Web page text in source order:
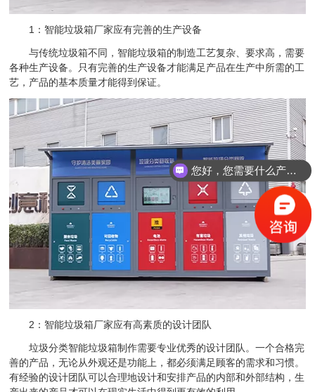
1：智能垃圾箱厂家应有完善的生产设备
与传统垃圾箱不同，智能垃圾箱的制造工艺复杂、要求高，需要
各种生产设备。只有完善的生产设备才能满足产品在生产中所需的工
艺，产品的基本质量才能得到保证。
2：智能垃圾箱厂家应有高素质的设计团队
垃圾分类智能垃圾箱制作需要专业优秀的设计团队。一个合格完
善的产品，无论从外观还是功能上，都必须满足顾客的需求和习惯。
有经验的设计团队可以合理地设计和安排产品的内部和外部结构，生
您好，您需要什么产品？